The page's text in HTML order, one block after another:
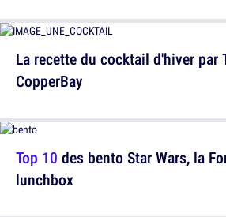
La recette du cocktail d'hiver par
CopperBay
Top 10 des bento Star Wars, la
lunchbox